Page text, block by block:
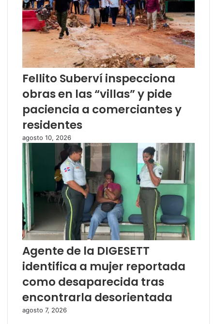
Fellito Suberví inspecciona
obras en las “villas” y pide
paciencia a comerciantes y
residentes
agosto 10, 2026
Agente de la DIGESETT
identifica a mujer reportada
como desaparecida tras
encontrarla desorientada
agosto 7, 2026